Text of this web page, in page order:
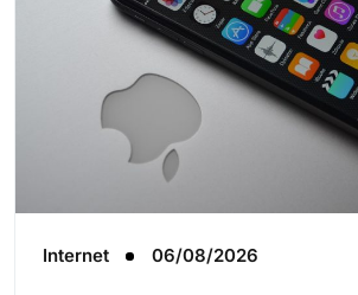
Internet 06/08/2026